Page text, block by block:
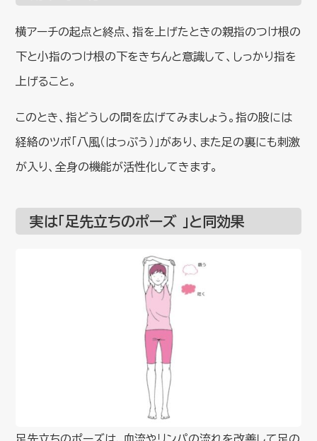
横アーチの起点と終点、指を上げたときの親指のつけ根の
下と小指のつけ根の下をきちんと意識して、しっかり指を
上げること。
このとき、指どうしの間を広げてみましょう。指の股には
経絡のツボ「八風（はっぷう）」があり、また足の裏にも刺激
が入り、全身の機能が活性化してきます。
実は「足先立ちのポーズ 」と同効果
足先立ちのポーズは、血流やリンパの流れを改善して足の